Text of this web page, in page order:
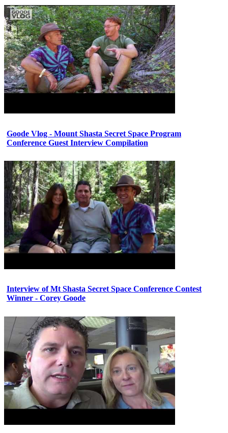
Goode Vlog - Mount Shasta Secret Space Program
Conference Guest Interview Compilation
Interview of Mt Shasta Secret Space Conference Contest
Winner - Corey Goode